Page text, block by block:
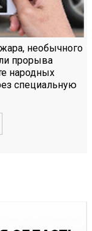
необычного
прорыва
народных
специальную